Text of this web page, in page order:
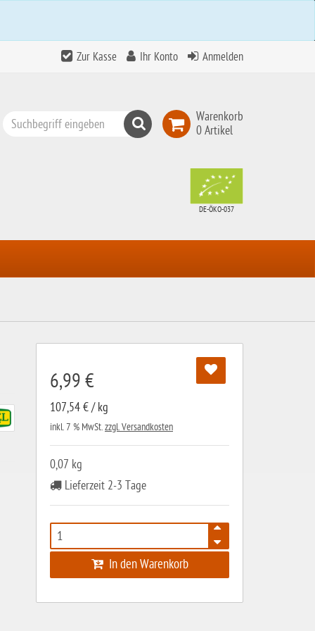
Zur Kasse Ihr Konto Anmelden
Warenkorb
0 Artikel
Suchen
DE-ÖKO-037
6,99 €
107,54 € / kg
inkl. 7 % MwSt.zzgl. Versandkosten
0,07 kg
Lieferzeit 2-3 Tage
In den Warenkorb